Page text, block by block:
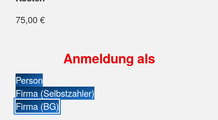
75,00 €
Anmeldung als
Person
Firma (Selbstzahler)
Firma (BG)